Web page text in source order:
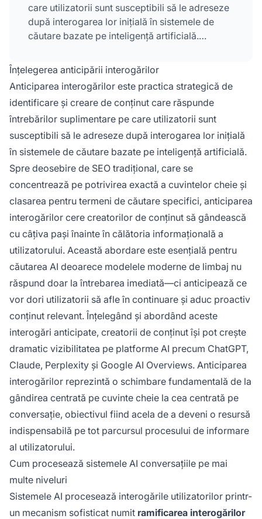
care utilizatorii sunt susceptibili să le adreseze
după interogarea lor inițială în sistemele de
căutare bazate pe inteligență artificială.
căutarea AI deoarece modelele moderne de
limbaj nu răspund doar la întrebarea imediată—
ci anticipează ce vor dori utilizatorii să afle în
continuare și aduc proactiv conținut relevant.
Înțelegerea anticipării interogărilor
Anticiparea interogărilor este practica strategică de
identificare și creare de conținut care răspunde
întrebărilor suplimentare pe care utilizatorii sunt
susceptibili să le adreseze după interogarea lor inițială
în sistemele de căutare bazate pe inteligență artificială.
Spre deosebire de SEO tradițional, care se
concentrează pe potrivirea exactă a cuvintelor cheie și
clasarea pentru termeni de căutare specifici, anticiparea
interogărilor cere creatorilor de conținut să gândească
cu câțiva pași înainte în călătoria informațională a
utilizatorului. Această abordare este esențială pentru
căutarea AI deoarece modelele moderne de limbaj nu
răspund doar la întrebarea imediată—ci anticipează ce
vor dori utilizatorii să afle în continuare și aduc proactiv
conținut relevant. Înțelegând și abordând aceste
interogări anticipate, creatorii de conținut își pot crește
dramatic vizibilitatea pe platforme AI precum ChatGPT,
Claude, Perplexity și Google AI Overviews. Anticiparea
interogărilor reprezintă o schimbare fundamentală de la
gândirea centrată pe cuvinte cheie la cea centrată pe
conversație, obiectivul fiind acela de a deveni o resursă
indispensabilă pe tot parcursul procesului de informare
al utilizatorului.
Cum procesează sistemele AI conversațiile pe mai
multe niveluri
Sistemele AI procesează interogările utilizatorilor printr-
un mecanism sofisticat numit ramificarea interogărilor